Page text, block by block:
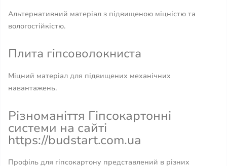
Альтернативний матеріал з підвищеною міцністю та
вологостійкістю.
Плита гіпсоволокниста
Міцний матеріал для підвищених механічних
навантажень.
Різноманіття Гіпсокартонні
системи на сайті
https://budstart.com.ua
Профіль для гіпсокартону представлений в різних